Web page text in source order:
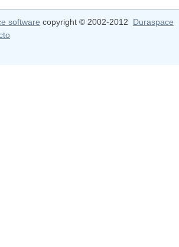
software copyright © 2002-2012 Duraspace